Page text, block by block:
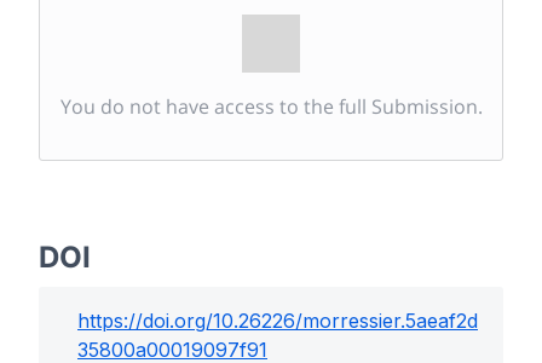
You do not have access to the full Submission.
DOI
https://doi.org/10.26226/morressier.5aeaf2d
35800a00019097f91